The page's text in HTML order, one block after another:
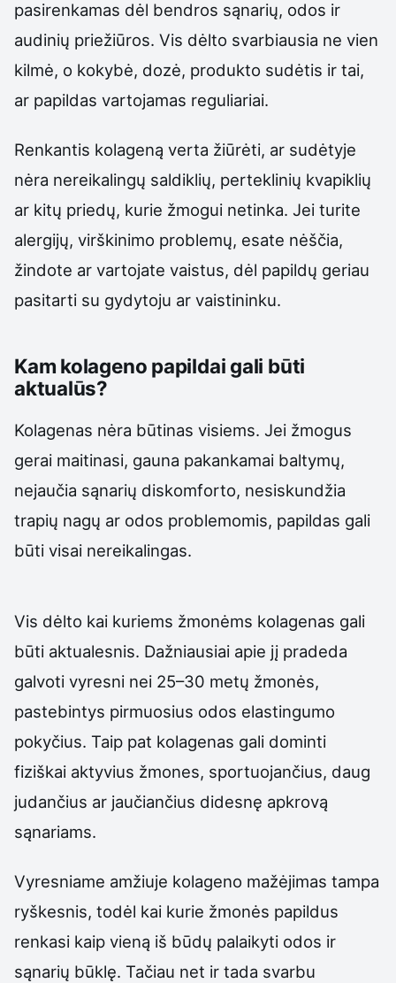
pasirenkamas dėl bendros sąnarių, odos ir
audinių priežiūros. Vis dėlto svarbiausia ne vien
kilmė, o kokybė, dozė, produkto sudėtis ir tai,
ar papildas vartojamas reguliariai.
Renkantis kolageną verta žiūrėti, ar sudėtyje
nėra nereikalingų saldiklių, perteklinių kvapiklių
ar kitų priedų, kurie žmogui netinka. Jei turite
alergijų, virškinimo problemų, esate nėščia,
žindote ar vartojate vaistus, dėl papildų geriau
pasitarti su gydytoju ar vaistininku.
Kam kolageno papildai gali būti
aktualūs?
Kolagenas nėra būtinas visiems. Jei žmogus
gerai maitinasi, gauna pakankamai baltymų,
nejaučia sąnarių diskomforto, nesiskundžia
trapių nagų ar odos problemomis, papildas gali
būti visai nereikalingas.
Vis dėlto kai kuriems žmonėms kolagenas gali
būti aktualesnis. Dažniausiai apie jį pradeda
galvoti vyresni nei 25–30 metų žmonės,
pastebintys pirmuosius odos elastingumo
pokyčius. Taip pat kolagenas gali dominti
fiziškai aktyvius žmones, sportuojančius, daug
judančius ar jaučiančius didesnę apkrovą
sąnariams.
Vyresniame amžiuje kolageno mažėjimas tampa
ryškesnis, todėl kai kurie žmonės papildus
renkasi kaip vieną iš būdų palaikyti odos ir
sąnarių būklę. Tačiau net ir tada svarbu